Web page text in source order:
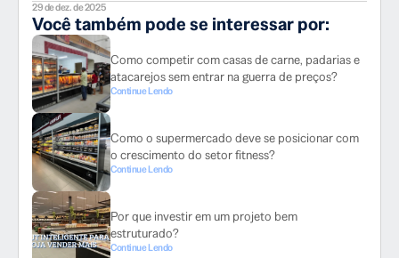
29 de dez. de 2025
Você também pode se interessar por:
Como competir com casas de carne, padarias e
atacarejos sem entrar na guerra de preços?
Continue Lendo
Como o supermercado deve se posicionar com
o crescimento do setor fitness?
Continue Lendo
Por que investir em um projeto bem
estruturado?
Continue Lendo